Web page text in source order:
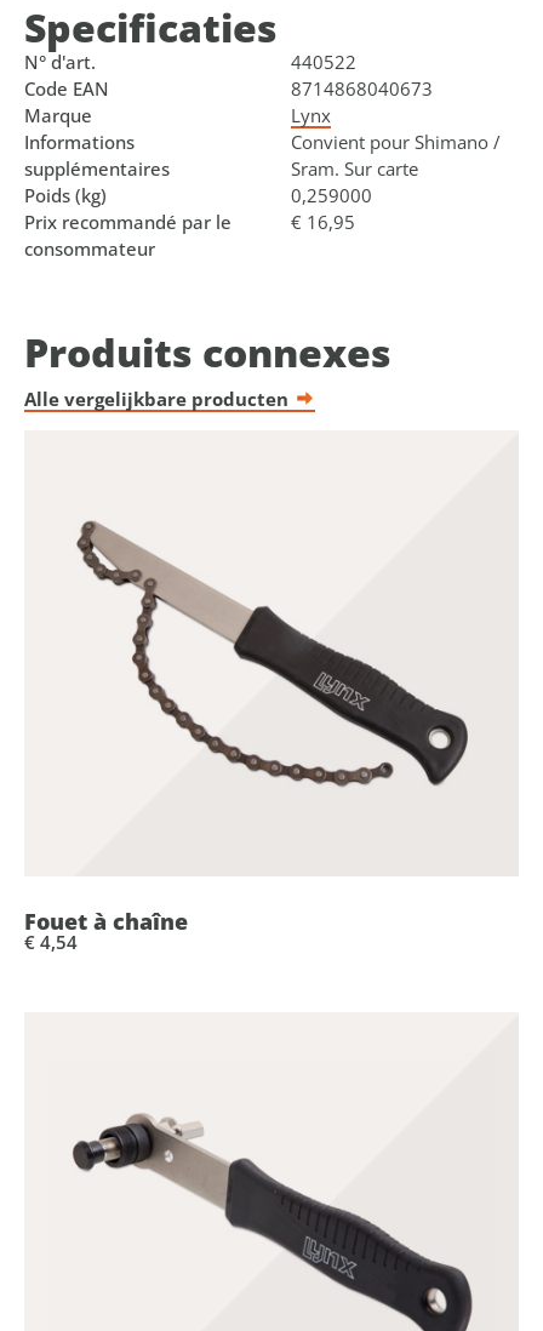
Specificaties
N° d'art.
440522
Code EAN
8714868040673
Marque
Lynx
Informations
supplémentaires
Convient pour Shimano /
Sram. Sur carte
Poids (kg)
0,259000
Prix recommandé par le
consommateur
€ 16,95
Produits connexes
Alle vergelijkbare producten
Fouet à chaîne
€ 4,54